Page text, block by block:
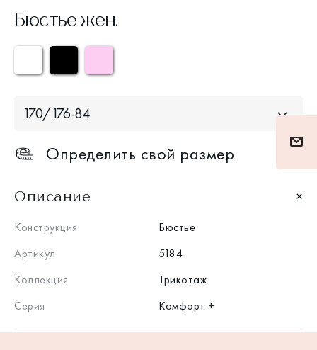
Бюстье жен.
170/176-84
Определить свой размер
Описание
Конструкция
Бюстье
Артикул
5184
Коллекция
Трикотаж
Серия
Комфорт +